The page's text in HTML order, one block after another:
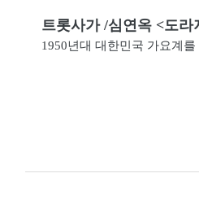
트롯사가 /심연옥 <도라
1950년대 대한민국 가요계